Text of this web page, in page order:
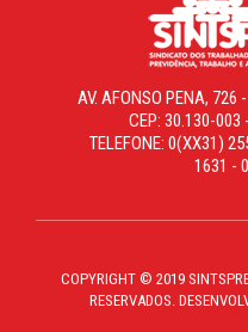
AV. AFONSO PENA, 726
CEP: 30.130-003
TELEFONE: 0(XX31)
1631 -
COPYRIGHT © 2019
RESERVADOS.